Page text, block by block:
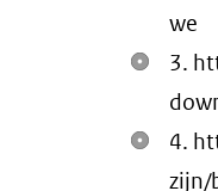
we
3.
4.
zijn/